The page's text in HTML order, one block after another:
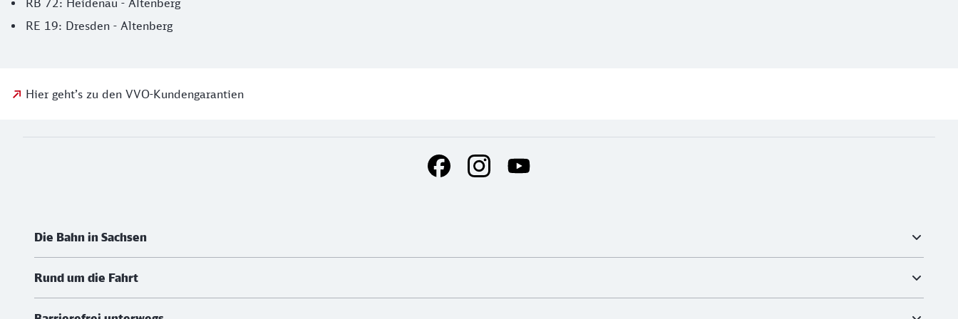
RE 19: Dresden - Altenberg
Hier geht’s zu den VVO-Kundengarantien
Die Bahn in Sachsen
Rund um die Fahrt